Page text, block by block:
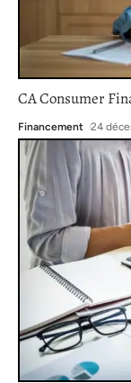
CA Consumer
Financement 24